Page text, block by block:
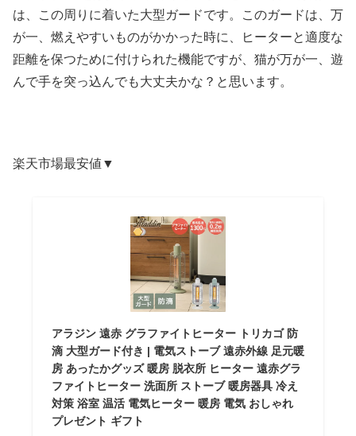
は、この周りに着いた大型ガードです。このガードは、万
が一、燃えやすいものがかかった時に、ヒーターと適度な
距離を保つために付けられた機能ですが、猫が万が一、遊
んで手を突っ込んでも大丈夫かな？と思います。
楽天市場最安値▼
アラジン 遠赤 グラファイトヒーター トリカゴ 防
滴 大型ガード付き | 電気ストーブ 遠赤外線 足元暖
房 あったかグッズ 暖房 脱衣所 ヒーター 遠赤グラ
ファイトヒーター 洗面所 ストーブ 暖房器具 冷え
対策 浴室 温活 電気ヒーター 暖房 電気 おしゃれ
プレゼント ギフト